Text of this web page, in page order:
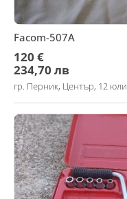
Facom-507А
120 €
234,70 лв
гр. Перник, Център, 12 юли